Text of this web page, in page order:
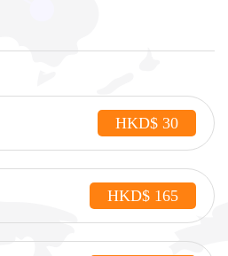
HKD$ 30
HKD$ 165